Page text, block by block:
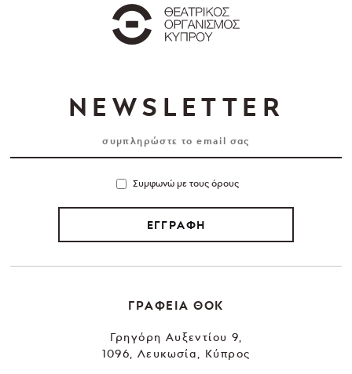
NEWSLETTER
Συμφωνώ με τους όρους
ΕΓΓΡΑΦΗ
ΓΡΑΦΕΙΑ ΘΟΚ
Γρηγόρη Αυξεντίου 9,
1096, Λευκωσία, Κύπρος